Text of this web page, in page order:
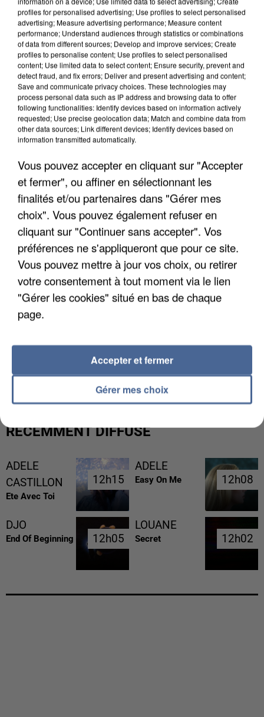
LES DONNÉES DE 300 000 CLIENTS DÉROBÉES À
INTERMARCHÉ APRÈS UNE...
GABRIEL ATTAL ET RAPHAËL GLUCKSMANN
VISÉS PAR DES INGÉRENCES...
RÉCEMMENT DIFFUSÉ
ADELE
CASTILLON
Ete Avec Toi
12h15
12h15
ADELE
Easy On Me 12h08
12h08
DJO
End Of Beginning 12h05
12h05
LOUANE
Secret 12h02
12h02
profiles for personalised advertising; Use profiles to select personalised
advertising; Measure advertising performance; Measure content
performance; Understand audiences through statistics or combinations
of data from different sources; Develop and improve services; Create
profiles to personalise content; Use profiles to select personalised
content; Use limited data to select content; Ensure security, prevent and
detect fraud, and fix errors; Deliver and present advertising and content;
Save and communicate privacy choices. These technologies may
process personal data such as IP address and browsing data to offer
following functionalities: Identify devices based on information actively
requested; Use precise geolocation data; Match and combine data from
other data sources; Link different devices; Identify devices based on
information transmitted automatically.
Vous pouvez accepter en cliquant sur "Accepter
et fermer", ou affiner en sélectionnant les
finalités et/ou partenaires dans "Gérer mes
choix". Vous pouvez également refuser en
cliquant sur "Continuer sans accepter". Vos
préférences ne s'appliqueront que pour ce site.
Vous pouvez mettre à jour vos choix, ou retirer
votre consentement à tout moment via le lien
"Gérer les cookies" situé en bas de chaque
page.
Gérer mes choix
Accepter et fermer